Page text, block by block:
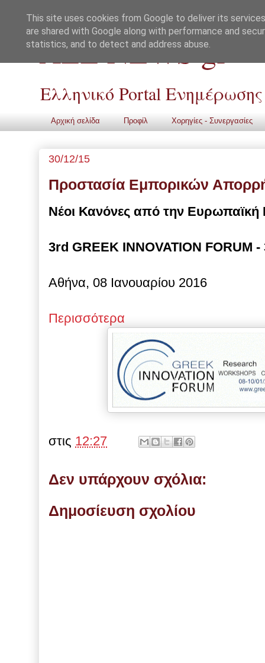
ALL NEWS gr
Ελληνικό Portal Ενημέρωσης
Αρχική σελίδα Προφίλ Χορηγίες - Συνεργασίες
30/12/15
Προστασία Εμπορικών
Νέοι Κανόνες από την Ευρωπαϊκή
3rd GREEK INNOVATION FORUM -
Αθήνα, 08 Ιανουαρίου 2016
Περισσότερα
στις 12:27
Δεν υπάρχουν σχόλια:
Δημοσίευση σχολίου
This site uses cookies from Google to deliver its
are shared with Google along with performance and
statistics, and to detect and address abuse.